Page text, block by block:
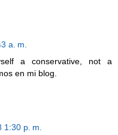
a. m.
a conservative, not a
en mi blog.
1:30 p. m.